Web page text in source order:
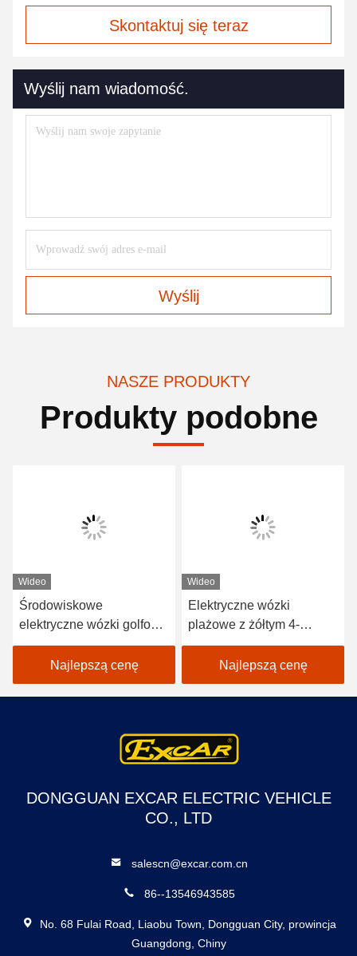
Skontaktuj się teraz
Wyślij nam wiadomość.
Wyślij
NASZE PRODUKTY
Produkty podobne
Wideo
Środowiskowe
elektryczne wózki golfowe
z 48-tonową baterią
trojana 6 * 8V
Najlepszą cenę
Wideo
Elektryczne wózki
plażowe z żółtym 4-
osobowym wózkiem bez
dachu / elektryczne wózki
myśliwskie
Najlepszą cenę
DONGGUAN EXCAR ELECTRIC VEHICLE
CO., LTD
salescn@excar.com.cn
86--13546943585
No. 68 Fulai Road, Liaobu Town, Dongguan City, prowincja
Guangdong, Chiny